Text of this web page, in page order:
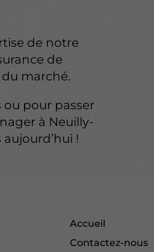
de notre
de
marché.
ou pour passer
à Neuilly-
!
Accueil
Contactez-nous